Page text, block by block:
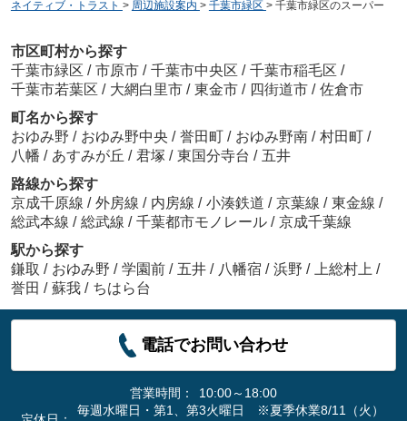
ネイティブ・トラスト > 周辺施設案内 > 千葉市緑区 > 千葉市緑区のスーパー
市区町村から探す
千葉市緑区 / 市原市 / 千葉市中央区 / 千葉市稲毛区 /
千葉市若葉区 / 大網白里市 / 東金市 / 四街道市 / 佐倉市
町名から探す
おゆみ野 / おゆみ野中央 / 誉田町 / おゆみ野南 / 村田町 /
八幡 / あすみが丘 / 君塚 / 東国分寺台 / 五井
路線から探す
京成千原線 / 外房線 / 内房線 / 小湊鉄道 / 京葉線 / 東金線 /
総武本線 / 総武線 / 千葉都市モノレール / 京成千葉線
駅から探す
鎌取 / おゆみ野 / 学園前 / 五井 / 八幡宿 / 浜野 / 上総村上 /
誉田 / 蘇我 / ちはら台
電話でお問い合わせ
営業時間：
10:00～18:00
毎週水曜日・第1、第3火曜日 ※夏季休業8/11（火）